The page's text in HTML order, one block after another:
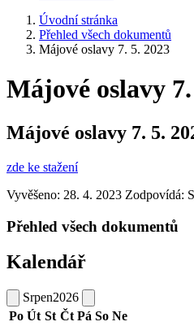
Úvodní stránka
Přehled všech dokumentů
Májové oslavy 7. 5. 2023
Májové oslavy
Májové oslavy 7. 5.
zde ke stažení
Vyvěšeno: 28. 4. 2023 Zodpovídá:
Přehled všech dokumentů
Kalendář
Srpen2026
Po Út St Čt Pá So Ne